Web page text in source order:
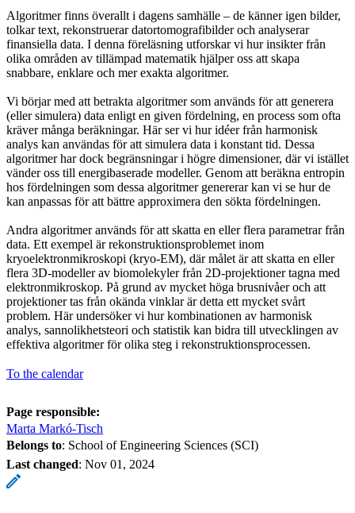
Algoritmer finns överallt i dagens samhälle – de känner igen bilder,
tolkar text, rekonstruerar datortomografibilder och analyserar
finansiella data. I denna föreläsning utforskar vi hur insikter från
olika områden av tillämpad matematik hjälper oss att skapa
snabbare, enklare och mer exakta algoritmer.
Vi börjar med att betrakta algoritmer som används för att generera
(eller simulera) data enligt en given fördelning, en process som ofta
kräver många beräkningar. Här ser vi hur idéer från harmonisk
analys kan användas för att simulera data i konstant tid. Dessa
algoritmer har dock begränsningar i högre dimensioner, där vi istället
vänder oss till energibaserade modeller. Genom att beräkna entropin
hos fördelningen som dessa algoritmer genererar kan vi se hur de
kan anpassas för att bättre approximera den sökta fördelningen.
Andra algoritmer används för att skatta en eller flera parametrar från
data. Ett exempel är rekonstruktionsproblemet inom
kryoelektronmikroskopi (kryo-EM), där målet är att skatta en eller
flera 3D-modeller av biomolekyler från 2D-projektioner tagna med
elektronmikroskop. På grund av mycket höga brusnivåer och att
projektioner tas från okända vinklar är detta ett mycket svårt
problem. Här undersöker vi hur kombinationen av harmonisk
analys, sannolikhetsteori och statistik kan bidra till utvecklingen av
effektiva algoritmer för olika steg i rekonstruktionsprocessen.
To the calendar
Page responsible:
Marta Markó-Tisch
Belongs to: School of Engineering Sciences (SCI)
Last changed: Nov 01, 2024